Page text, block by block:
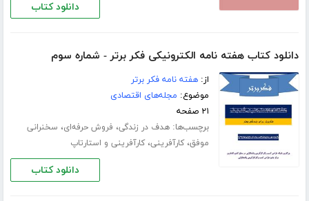
دانلود کتاب
دانلود کتاب هفته نامه الکترونیکی فکر برتر - شماره سوم
از:هفته نامه فکر برتر
موضوع: مجله‌های اقتصادی
۲۱ صفحه
برچسب‌ها:هدف در زندگی، فروش حرفه‌ای، سخنرانی
موفق،کارآفرینی،کارآفرینی و استارتاپ
دانلود کتاب